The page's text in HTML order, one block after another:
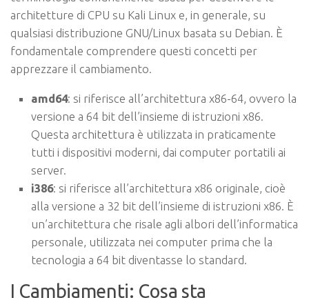
architetture di CPU su Kali Linux e, in generale, su
qualsiasi distribuzione GNU/Linux basata su Debian. È
fondamentale comprendere questi concetti per
apprezzare il cambiamento.
amd64: si riferisce all’architettura x86-64, ovvero la
versione a 64 bit dell’insieme di istruzioni x86.
Questa architettura è utilizzata in praticamente
tutti i dispositivi moderni, dai computer portatili ai
server.
i386: si riferisce all’architettura x86 originale, cioè
alla versione a 32 bit dell’insieme di istruzioni x86. È
un’architettura che risale agli albori dell’informatica
personale, utilizzata nei computer prima che la
tecnologia a 64 bit diventasse lo standard.
I Cambiamenti: Cosa sta